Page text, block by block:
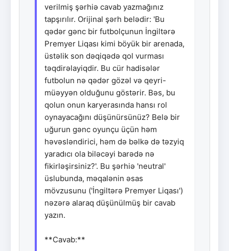
verilmiş şərhiə cavab yazmağınız
tapşırılır. Orijinal şərh belədir: 'Bu
qədər gənc bir futbolçunun İngiltərə
Premyer Liqası kimi böyük bir arenada,
üstəlik son dəqiqədə qol vurması
təqdirəlayiqdir. Bu cür hadisələr
futbolun nə qədər gözəl və qeyri-
müəyyən olduğunu göstərir. Bəs, bu
qolun onun karyerasında hansı rol
oynayacağını düşünürsünüz? Belə bir
uğurun gənc oyunçu üçün həm
həvəsləndirici, həm də bəlkə də təzyiq
yaradıcı ola biləcəyi barədə nə
fikirləşirsiniz?'. Bu şərhiə 'neutral'
üslubunda, məqalənin əsas
mövzusunu ('İngiltərə Premyer Liqası')
nəzərə alaraq düşünülmüş bir cavab
yazın.
**Cavab:**